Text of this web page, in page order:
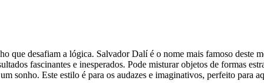
que desafiam a lógica. Salvador Dalí é o nome mais famoso deste
fascinantes e inesperados. Pode misturar objetos de formas
sonho. Este estilo é para os audazes e imaginativos, perfeito para